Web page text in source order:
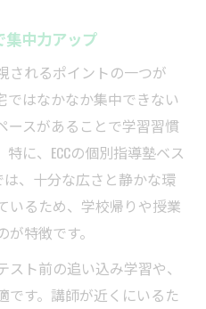
集中力アップ
されるポイントの一つが
ではなかなか集中できない
ースがあることで学習習慣
に、ECCの個別指導塾ベス
は、十分な広さと静かな環
いるため、学校帰りや授業
特徴です。
ト前の追い込み学習や、
です。講師が近くにいるた